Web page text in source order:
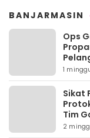
BANJARMASIN
Ops
1
Sikat
Tim
2